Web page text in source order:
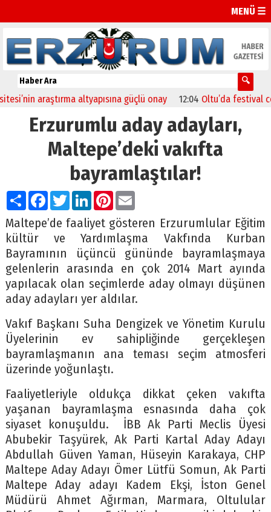
MENÜ ☰
araştırma altyapısına güçlü onay 12:04 Oltu’da festival
Erzurumlu aday adayları,
Maltepe’deki vakıfta
bayramlaştılar!
PaylaşFacebook
TwitterLinkedIn
Pinterest
Email
Maltepe’de faaliyet gösteren Erzurumlular Eğitim
kültür ve Yardımlaşma Vakfında Kurban
Bayramının üçüncü gününde bayramlaşmaya
gelenlerin arasında en çok 2014 Mart ayında
yapılacak olan seçimlerde aday olmayı düşünen
aday adayları yer aldılar.
Vakıf Başkanı Suha Dengizek ve Yönetim Kurulu
Üyelerinin ev sahipliğinde gerçekleşen
bayramlaşmanın ana teması seçim atmosferi
üzerinde yoğunlaştı.
Faaliyetleriyle oldukça dikkat çeken vakıfta
yaşanan bayramlaşma esnasında daha çok
siyaset konuşuldu. İBB Ak Parti Meclis Üyesi
Abubekir Taşyürek, Ak Parti Kartal Aday Adayı
Abdullah Güven Yaman, Hüseyin Karakaya, CHP
Maltepe Aday Adayı Ömer Lütfü Somun, Ak Parti
Maltepe Aday adayı Kadem Ekşi, İston Genel
Müdürü Ahmet Ağırman, Marmara, Oltulular